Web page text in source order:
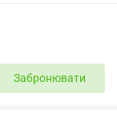
Забронювати